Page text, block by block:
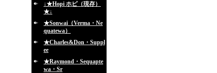
↓★Hopi ホピ（現存）
★↓
★Sonwai（Verma・Ne
quatewa）
★Charles&Don・Suppl
ee
★Raymond・Sequapte
wa・Sr